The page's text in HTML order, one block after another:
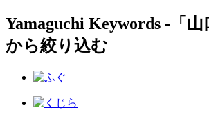
Yamaguchi Keywords ‐「山
から絞り込む